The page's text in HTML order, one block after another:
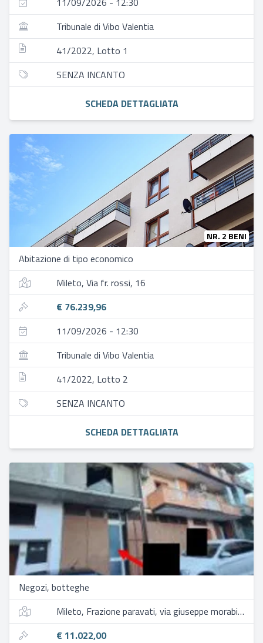
Tribunale di Vibo Valentia
41/2022, Lotto 1
SENZA INCANTO
SCHEDA DETTAGLIATA
NR. 2 BENI
Abitazione di tipo economico
Mileto, Via fr. rossi, 16
€ 76.239,96
11/09/2026 - 12:30
Tribunale di Vibo Valentia
41/2022, Lotto 2
SENZA INCANTO
SCHEDA DETTAGLIATA
Negozi, botteghe
Mileto, Frazione paravati, via giuseppe morabito, 52
€ 11.022,00